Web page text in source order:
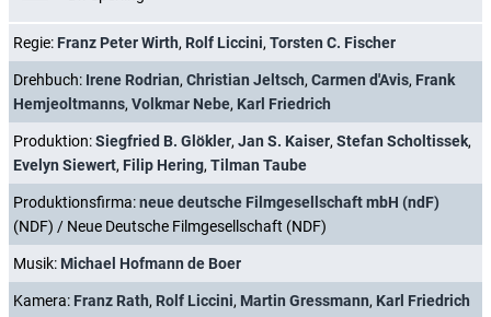
Regie: Franz Peter Wirth, Rolf Liccini, Torsten C. Fischer
Drehbuch: Irene Rodrian, Christian Jeltsch, Carmen d'Avis, Frank
Hemjeoltmanns, Volkmar Nebe, Karl Friedrich
Produktion:Siegfried B. Glökler, Jan S. Kaiser, Stefan Scholtissek,
Evelyn Siewert, Filip Hering, Tilman Taube
Produktionsfirma:neue deutsche Filmgesellschaft mbH (ndF)
(NDF) / Neue Deutsche Filmgesellschaft (NDF)
Musik: Michael Hofmann de Boer
Kamera: Franz Rath, Rolf Liccini, Martin Gressmann, Karl Friedrich